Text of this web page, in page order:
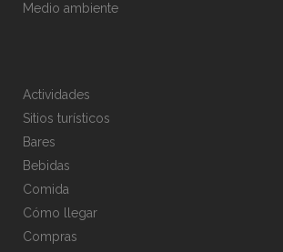
Medio ambiente
Actividades
Sitios turísticos
Bares
Bebidas
Comida
Cómo llegar
Compras